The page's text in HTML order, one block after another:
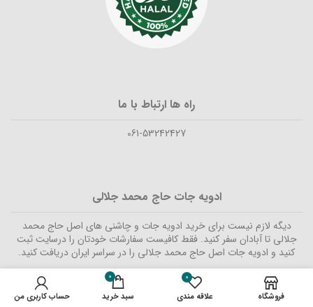
راه ها ارتباط با ما
061-53242427
ادویه جات حاج محمد جلالی
دیگه لازم نیست برای خرید ادویه جات و چاشنی های اصل حاج محمد
جلالی تا آبادان سفر کنید. فقط کافیست سفارشات خودتان را درسایت ثبت
کنید و ادویه جات اصل حاج محمد جلالی را در سراسر ایران دریافت کنید.
فروشگاه
0
علاقه مندی
0
سبد خرید حساب کاربری من